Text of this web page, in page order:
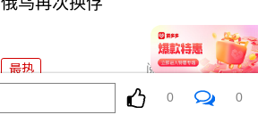
最热 阅读 17072
中国代表：谈判与合作才是解决
0 0